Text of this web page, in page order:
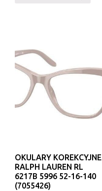
OKULARY KOREKCYJNE
RALPH LAUREN RL
6217B 5996 52-16-140
(7055426)